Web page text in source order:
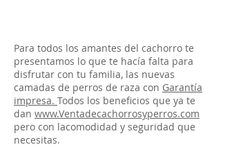
Para todos los amantes del cachorro te
presentamos lo que te hacía falta para
disfrutar con tu familia, las nuevas
camadas de perros de raza con Garantía
impresa. Todos los beneficios que ya te
dan www.Ventadecachorrosyperros.com
pero con lacomodidad y seguridad que
necesitas.